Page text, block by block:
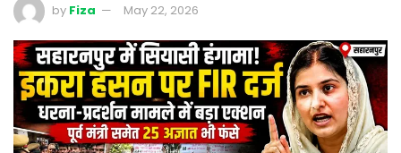
by Fiza May 22, 2026